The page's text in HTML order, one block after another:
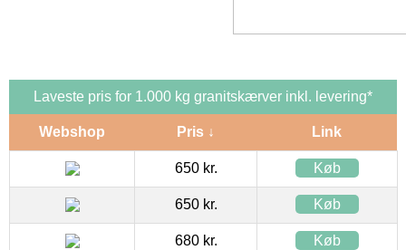
Laveste pris for 1.000 kg granitskærver inkl. levering*
Webshop Pris ↓ Link
650 kr. Køb
650 kr. Køb
680 kr. Køb